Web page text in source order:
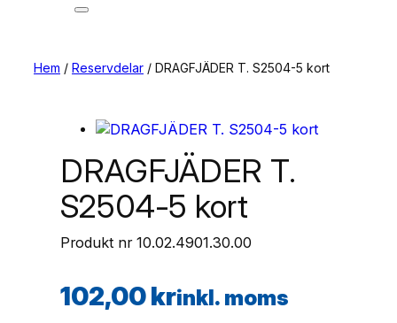
Hem / Reservdelar / DRAGFJÄDER T. S2504-5 kort
DRAGFJÄDER T.
S2504-5 kort
Produkt nr10.02.4901.30.00
102,00krinkl. moms